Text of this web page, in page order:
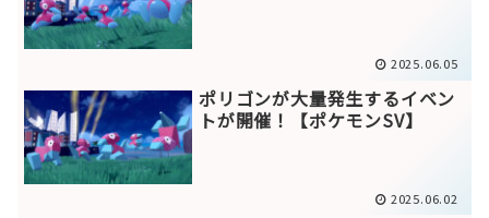
2025.06.05
ポリゴンが大量発生するイベン
トが開催！【ポケモンSV】
2025.06.02